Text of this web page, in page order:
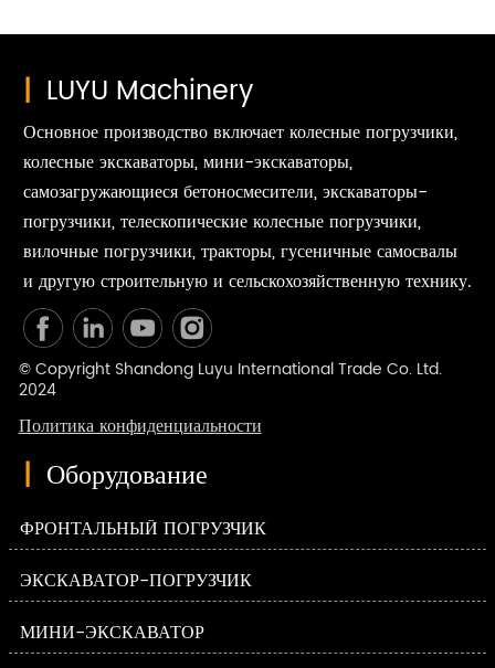
| LUYU Machinery
Основное производство включает колесные погрузчики,
колесные экскаваторы, мини-экскаваторы,
самозагружающиеся бетоносмесители, экскаваторы-
погрузчики, телескопические колесные погрузчики,
вилочные погрузчики, тракторы, гусеничные самосвалы
и другую строительную и сельскохозяйственную технику.
© Copyright Shandong Luyu International Trade Co. Ltd.
2024
Политика конфиденциальности
| Оборудование
ФРОНТАЛЬНЫЙ ПОГРУЗЧИК
ЭКСКАВАТОР-ПОГРУЗЧИК
МИНИ-ЭКСКАВАТОР